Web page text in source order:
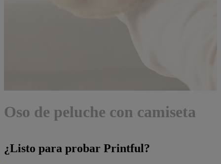
Oso de peluche con camiseta
¿Listo para probar Printful?